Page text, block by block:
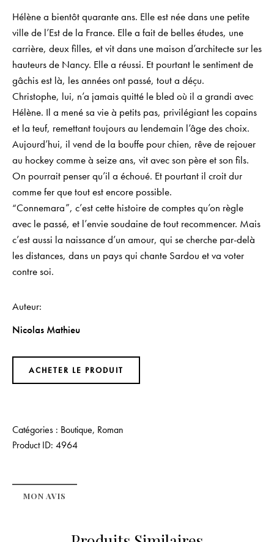
Hélène a bientôt quarante ans. Elle est née dans une petite
ville de l’Est de la France. Elle a fait de belles études, une
carrière, deux filles, et vit dans une maison d’architecte sur les
hauteurs de Nancy. Elle a réussi. Et pourtant le sentiment de
gâchis est là, les années ont passé, tout a déçu.
Christophe, lui, n’a jamais quitté le bled où il a grandi avec
Hélène. Il a mené sa vie à petits pas, privilégiant les copains
et la teuf, remettant toujours au lendemain l’âge des choix.
Aujourd’hui, il vend de la bouffe pour chien, rêve de rejouer
au hockey comme à seize ans, vit avec son père et son fils.
On pourrait penser qu’il a échoué. Et pourtant il croit dur
comme fer que tout est encore possible.
“Connemara”, c’est cette histoire de comptes qu’on règle
avec le passé, et l’envie soudaine de tout recommencer. Mais
c’est aussi la naissance d’un amour, qui se cherche par-delà
les distances, dans un pays qui chante Sardou et va voter
contre soi.
Auteur
Nicolas Mathieu
ACHETER LE PRODUIT
Catégories : Boutique, Roman
Product ID: 4964
MON AVIS